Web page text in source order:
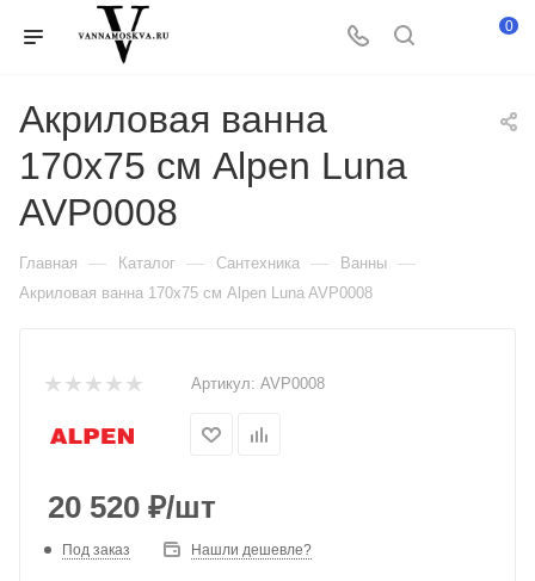
0
Акриловая ванна
170x75 см Alpen Luna
AVP0008
Главная — Каталог — Сантехника — Ванны —
Акриловая ванна 170x75 см Alpen Luna AVP0008
Артикул: AVP0008
20 520 ₽/шт
Под заказ Нашли дешевле?